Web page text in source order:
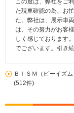
この度は、弊社をご
た現車確認の為、お
た。弊社は、展示車
は、その努力がお客
しく感じております
でございます。引き
ＢＩＳＭ（ビーイズ
(512件)